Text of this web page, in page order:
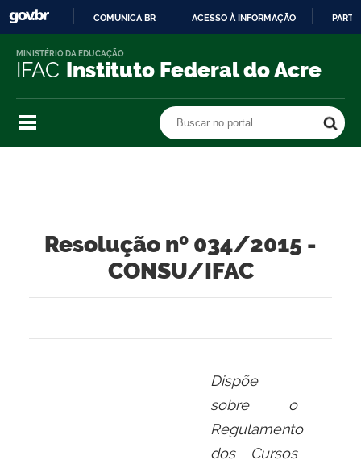
O
COMUNICA BR ACESSO À INFORMAÇÃO
IFAC Instituto Federal do Acre
MINISTÉRIO DA EDUCAÇÃO
Buscar no portal
Resolução nº 034/2015 -
CONSU/IFAC
Dispõe
sobre o
Regulamento
dos Cursos